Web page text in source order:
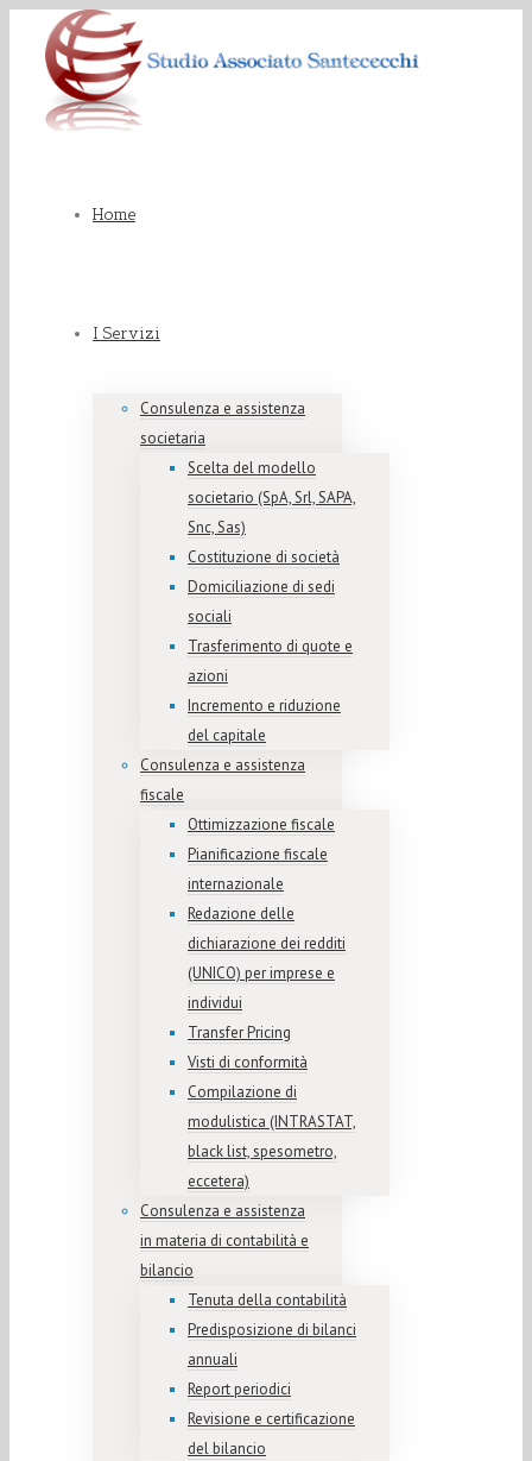
Home
I Servizi
Consulenza e assistenza
societaria
Scelta del modello
societario (SpA, Srl, SAPA,
Snc, Sas)
Costituzione di società
Domiciliazione di sedi
sociali
Trasferimento di quote e
azioni
Incremento e riduzione
del capitale
Consulenza e assistenza
fiscale
Ottimizzazione fiscale
Pianificazione fiscale
internazionale
Redazione delle
dichiarazione dei redditi
(UNICO) per imprese e
individui
Transfer Pricing
Visti di conformità
Compilazione di
modulistica (INTRASTAT,
black list, spesometro,
eccetera)
Consulenza e assistenza
in materia di contabilità e
bilancio
Tenuta della contabilità
Predisposizione di bilanci
annuali
Report periodici
Revisione e certificazione
del bilancio